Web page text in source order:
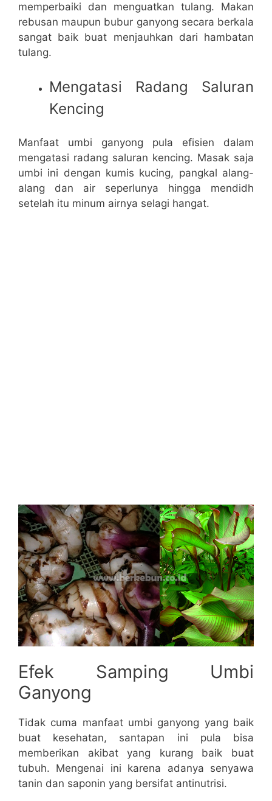
memperbaiki dan menguatkan tulang. Makan
rebusan maupun bubur ganyong secara berkala
sangat baik buat menjauhkan dari hambatan
tulang.
Mengatasi Radang Saluran
Kencing
Manfaat umbi ganyong pula efisien dalam
mengatasi radang saluran kencing. Masak saja
umbi ini dengan kumis kucing, pangkal alang-
alang dan air seperlunya hingga mendidh
setelah itu minum airnya selagi hangat.
Efek Samping Umbi
Ganyong
Tidak cuma manfaat umbi ganyong yang baik
buat kesehatan, santapan ini pula bisa
memberikan akibat yang kurang baik buat
tubuh. Mengenai ini karena adanya senyawa
tanin dan saponin yang bersifat antinutrisi.